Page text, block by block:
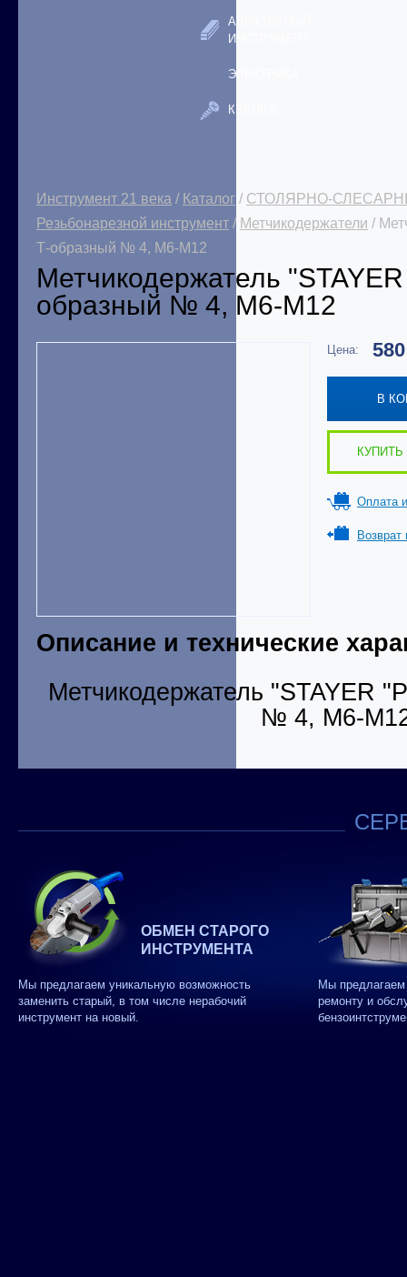
АБРАЗИВНЫЙ
ИНСТРУМЕНТ
ЭЛЕКТРИКА
КРЕПЕЖ
Инструмент 21 века / Каталог / СТОЛЯРНО-
Резьбонарезной инструмент / Метчикодержатели /
Т-образный № 4, М6-М12
Метчикодержатель
образный № 4, М6-М12
Цена:
В
КУПИТЬ
Оплата
Возврат
Описание и технические
Метчикодержатель "STAYER
№ 4, М6-
ОБМЕН СТАРОГО
ИНСТРУМЕНТА
Мы предлагаем уникальную возможность
заменить старый, в том числе нерабочий
инструмент на новый.
Мы
ремонту и